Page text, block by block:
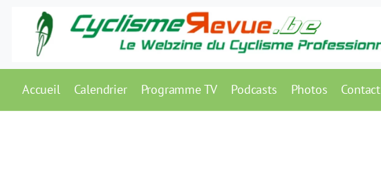
Accueil Calendrier Programme TV Podcasts Photos Contact